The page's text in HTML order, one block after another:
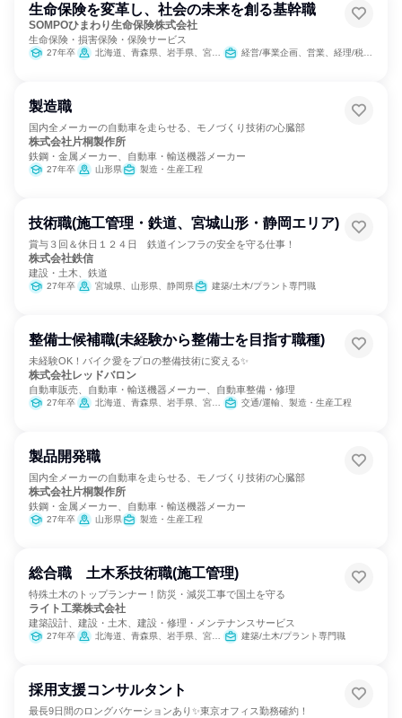
生命保険を変革し、社会の未来を創る基幹職
SOMPOひまわり生命保険株式会社
生命保険・損害保険・保険サービス
27年卒 北海道、青森県、岩手県、宮城県、秋田県、山形県、福島県、茨城県、栃木県、群馬県、埼玉県、千葉県、東京都、神奈川県、新潟県、富山県、石川県、福井県、山梨県、長野県、岐阜県、静岡県、愛知県、三重県、滋賀県、京都府、大阪府、兵庫県、奈良県、和歌山県、鳥取県、島根県、岡山県、広島県、山口県、徳島県、香川県、愛媛県、高知県、福岡県、佐賀県、長崎県、熊本県、大分県、宮崎県、鹿児島県、沖縄県 経営/事業企画、営業、経理/税務/財務、人事、総務、法務/知財、IT、広報/IR、商品企画
製造職
国内全メーカーの自動車を走らせる、モノづくり技術の心臓部
株式会社片桐製作所
鉄鋼・金属メーカー、自動車・輸送機器メーカー
27年卒 山形県 製造・生産工程
技術職(施工管理・鉄道、宮城山形・静岡エリア)
賞与３回＆休日１２４日 鉄道インフラの安全を守る仕事！
株式会社鉄信
建設・土木、鉄道
27年卒 宮城県、山形県、静岡県 建築/土木/プラント専門職
整備士候補職(未経験から整備士を目指す職種)
未経験OK！バイク愛をプロの整備技術に変える✨
株式会社レッドバロン
自動車販売、自動車・輸送機器メーカー、自動車整備・修理
27年卒 北海道、青森県、岩手県、宮城県、秋田県、山形県、福島県、茨城県、栃木県、群馬県、埼玉県、千葉県、東京都、神奈川県、新潟県、富山県、石川県、福井県、山梨県、長野県、岐阜県、静岡県、愛知県、三重県、滋賀県、京都府、大阪府、兵庫県、奈良県、和歌山県、鳥取県、島根県、岡山県、広島県、山口県、徳島県、香川県、愛媛県、高知県、福岡県、佐賀県、長崎県、熊本県、大分県、宮崎県、鹿児島県 交通/運輸、製造・生産工程
製品開発職
国内全メーカーの自動車を走らせる、モノづくり技術の心臓部
株式会社片桐製作所
鉄鋼・金属メーカー、自動車・輸送機器メーカー
27年卒 山形県 製造・生産工程
総合職 土木系技術職(施工管理)
特殊土木のトップランナー！防災・減災工事で国土を守る
ライト工業株式会社
建築設計、建設・土木、建設・修理・メンテナンスサービス
27年卒 北海道、青森県、岩手県、宮城県、秋田県、山形県、福島県、茨城県、栃木県、群馬県、千葉県、東京都、神奈川県、新潟県、富山県、石川県、福井県、山梨県、長野県、岐阜県、静岡県、愛知県、三重県、大阪府、兵庫県、奈良県、和歌山県、鳥取県、島根県、岡山県、広島県、山口県、愛媛県、高知県、福岡県、佐賀県、長崎県、熊本県、大分県、宮崎県、鹿児島県、沖縄県 建築/土木/プラント専門職
採用支援コンサルタント
最長9日間のロングバケーションあり✨東京オフィス勤務確約！